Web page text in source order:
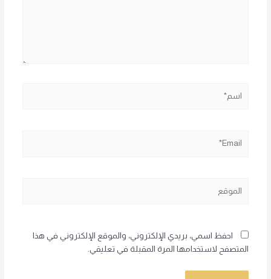
احفظ اسمي، بريدي الإلكتروني، والموقع الإلكتروني في هذا
المتصفح لاستخدامها المرة المقبلة في تعليقي.